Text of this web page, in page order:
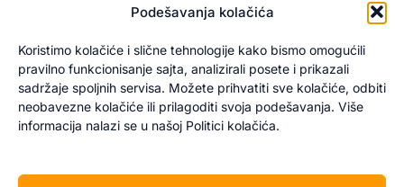
Podešavanja kolačića
Koristimo kolačiće i slične tehnologije kako bismo omogućili
pravilno funkcionisanje sajta, analizirali posete i prikazali
sadržaje spoljnih servisa. Možete prihvatiti sve kolačiće, odbiti
neobavezne kolačiće ili prilagoditi svoja podešavanja. Više
informacija nalazi se u našoj Politici kolačića.
Kosančićeva 4
12000 Požarevac, Srbija
info@novotarium.org
+381 60 343 5999